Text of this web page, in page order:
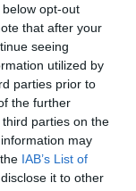
opt-out
that after your
seeing
utilized by
parties prior to
the further
parties on the
may
IAB’s List of
it to other
einen
unter den